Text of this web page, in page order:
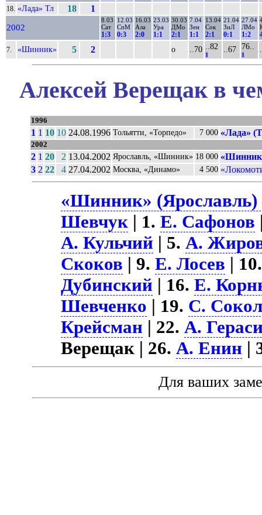
18. «Лада» Тл 18 1
2002
8.03
Сат
1:3
12.03
СпМ
0:3
16.03
Ала
2:0
23.03
Ура
1:1
30.03
ДМо
2:1
7.04
Зен
1:1
13.04
Сок
2:1
21.04
ЗиЛ
0:1
27.04
ЛМо
1:2
7. «Шинник» 5 2 о ..70 ..82
1
..67 76..
1
Алексей Верещак в
1996
1 1 10 10 24.08.1996 Тольятти, «Торпедо» 7 000 «Лада»
2002
2 1 20 2 13.04.2002 Ярославль, «Шинник» 18 000
3 2 22 4 27.04.2002 Москва, «Динамо» 4 500
«Шинник» (Ярославль)
Шевчук | 1.Е. Сафонов
А. Кульчий | 5.А.
Скоков | 9.Е. Лосев |
Дубинский | 16.Е.
Шевченко | 19. С.
Крейсман | 22.А.
Верещак | 26.А. Енин |
Для ваших